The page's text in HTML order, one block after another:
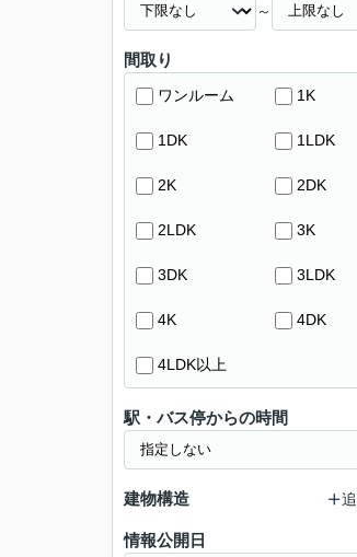
～
間取り
ワンルーム 1K
1DK 1LDK
2K 2DK
2LDK 3K
3DK 3LDK
4K 4DK
4LDK以上
駅・バス停からの時間
建物構造
情報公開日